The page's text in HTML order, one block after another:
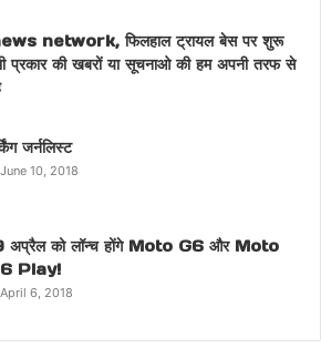
network, फिलहाल ट्रायल बेस पर शुरू
प्रकार की खबरों या सूचनाओ की हम अपनी तरफ से
जर्नलिस्ट
June 10, 2018
अप्रैल को लॉन्च होंगे Moto G6 और Moto
Play!
April 6, 2018